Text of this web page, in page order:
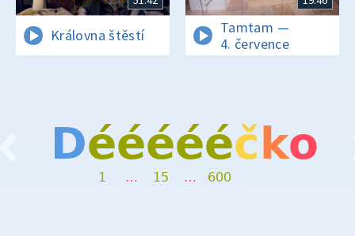
Královna štěstí
Tamtam —
4. července
Dé
1
é
…
é
15
é
…
é
600
č ko